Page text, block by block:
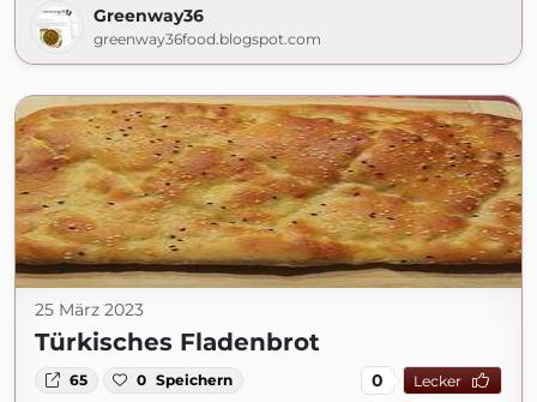
Greenway36
greenway36food.blogspot.com
25 März 2023
Türkisches Fladenbrot
65 0 Speichern 0 Lecker